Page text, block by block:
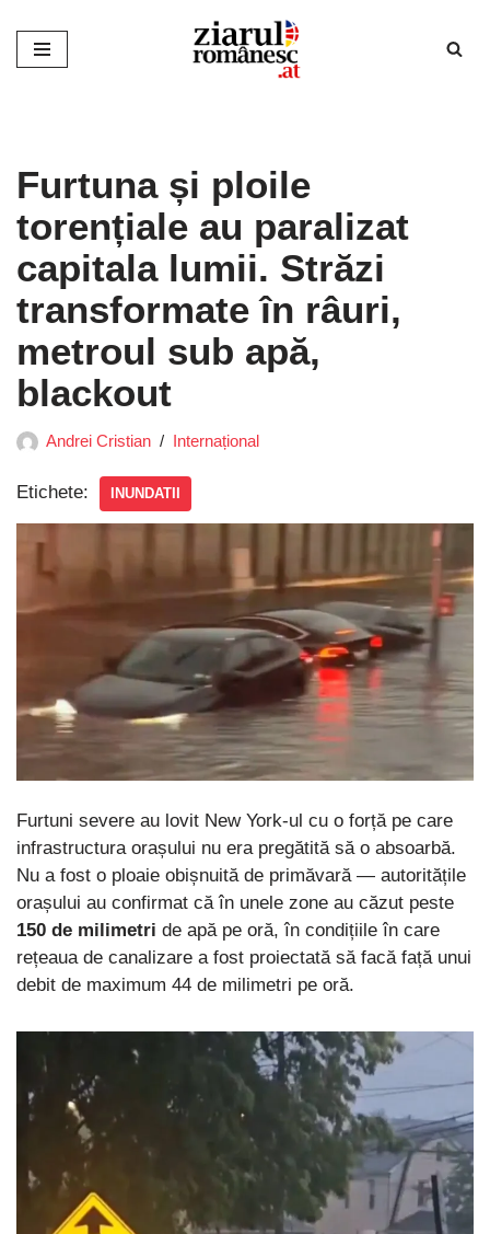
Sari
Furtuna și ploile
torențiale au paralizat
capitala lumii. Străzi
transformate în râuri,
metroul sub apă,
blackout
Andrei Cristian Internațional
Etichete: INUNDATII
Furtuni severe au lovit New York-ul cu o forță pe care
infrastructura orașului nu era pregătită să o absoarbă.
Nu a fost o ploaie obișnuită de primăvară — autoritățile
orașului au confirmat că în unele zone au căzut peste
150 de milimetri de apă pe oră, în condițiile în care
rețeaua de canalizare a fost proiectată să facă față unui
debit de maximum 44 de milimetri pe oră.